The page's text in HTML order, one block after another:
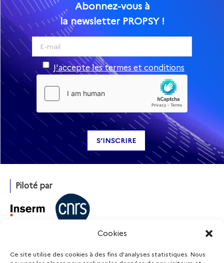
Cookies
Ce site utilise des cookies à des fins d'analyses statistiques. Nous
Abonnez-vous à
la newsletter PROPSY !
J'accepte les termes et conditions
Piloté par